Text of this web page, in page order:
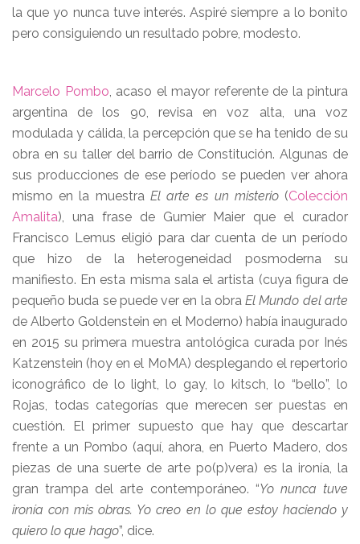
la que yo nunca tuve interés. Aspiré siempre a lo bonito
pero consiguiendo un resultado pobre, modesto.
Marcelo Pombo, acaso el mayor referente de la pintura
argentina de los 90, revisa en voz alta, una voz
modulada y cálida, la percepción que se ha tenido de su
obra en su taller del barrio de Constitución. Algunas de
sus producciones de ese período se pueden ver ahora
mismo en la muestra El arte es un misterio(Colección
Amalita), una frase de Gumier Maier que el curador
Francisco Lemus eligió para dar cuenta de un período
que hizo de la heterogeneidad posmoderna su
manifiesto. En esta misma sala el artista (cuya figura de
pequeño buda se puede ver en la obraEl Mundo del arte
de Alberto Goldenstein en el Moderno) había inaugurado
en 2015 su primera muestra antológica curada por Inés
Katzenstein (hoy en el MoMA) desplegando el repertorio
iconográfico de lo light, lo gay, lo kitsch, lo “bello”, lo
Rojas, todas categorías que merecen ser puestas en
cuestión. El primer supuesto que hay que descartar
frente a un Pombo (aquí, ahora, en Puerto Madero, dos
piezas de una suerte de arte po(p)vera) es la ironía, la
gran trampa del arte contemporáneo. “Yo nunca tuve
ironía con mis obras. Yo creo en lo que estoy haciendo y
quiero lo que hago”, dice.